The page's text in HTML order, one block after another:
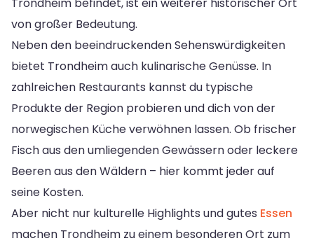
von großer Bedeutung.
Neben den beeindruckenden Sehenswürdigkeiten
bietet Trondheim auch kulinarische Genüsse. In
zahlreichen Restaurants kannst du typische
Produkte der Region probieren und dich von der
norwegischen Küche verwöhnen lassen. Ob frischer
Fisch aus den umliegenden Gewässern oder leckere
Beeren aus den Wäldern – hier kommt jeder auf
seine Kosten.
Aber nicht nur kulturelle Highlights und gutes Essen
machen Trondheim zu einem besonderen Ort zum